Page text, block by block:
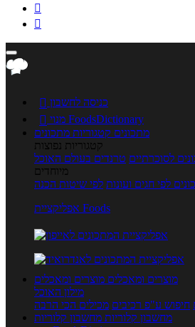


 כניסה לחשבון

מנוי FoodsDictionary
מתכונים קטגוריות מתכונים
קטגוריות נפוצות
לסוכרתיים טרנדים בעולם האוכל
מיוחדים
לפי חגים ועונות לפי שיטות הכנה
אפליקציית Foods
מוצרים ומאכלים מוצרים ומאכלים
מילון האוכל
חיפוש ע"פ רכיבים מכילים הכי הרבה
מחשבון קלוריות מחשבון קלוריות